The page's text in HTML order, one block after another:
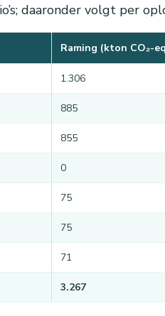
daaronder volgt per
Raming (kton CO₂-
1.306
885
855
0
75
75
71
3.267